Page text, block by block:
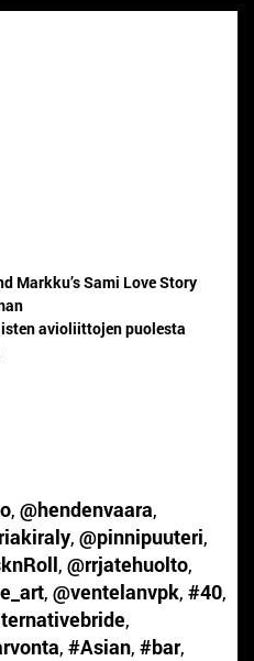
Markku’s Sami Love Story
avioliittojen puolesta
, @hendenvaara,
, @pinnipuuteri,
, @rrjatehuolto,
, @ventelanvpk, #40,
,
, #Asian, #bar,